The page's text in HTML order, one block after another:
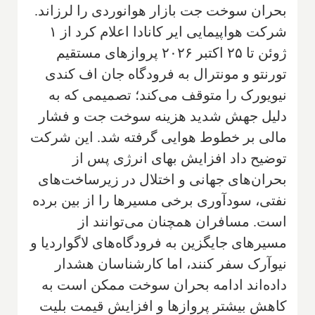
بحران سوخت جت بازار هوانوردی را لرزاند.
شرکت هواپیمایی ایر کانادا اعلام کرد از ۱
ژوئن تا ۲۵ اکتبر ۲۰۲۶ پروازهای مستقیم
تورنتو و مونترال به فرودگاه جان اف کندی
نیویورک را متوقف می‌کند؛ تصمیمی که به
دلیل جهش شدید هزینه سوخت جت و فشار
مالی بر خطوط هوایی گرفته شد. این شرکت
توضیح داد افزایش بهای انرژی پس از
بحران‌های جهانی و اختلال در زیرساخت‌های
نفتی، سودآوری برخی مسیرها را از بین برده
است. مسافران همچنان می‌توانند از
مسیرهای جایگزین به فرودگاه‌های لاگواردیا و
نیوآرک سفر کنند، اما کارشناسان هشدار
داده‌اند ادامه بحران سوخت ممکن است به
کاهش بیشتر پروازها و افزایش قیمت بلیت